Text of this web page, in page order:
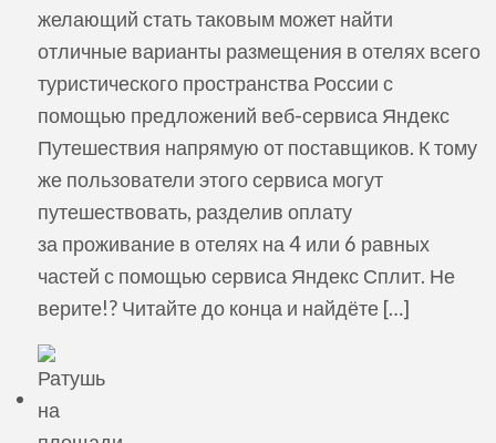
желающий стать таковым может найти
отличные варианты размещения в отелях всего
туристического пространства России с
помощью предложений веб-сервиса Яндекс
Путешествия напрямую от поставщиков. К тому
же пользователи этого сервиса могут
путешествовать, разделив оплату
за проживание в отелях на 4 или 6 равных
частей с помощью сервиса Яндекс Сплит. Не
верите!? Читайте до конца и найдёте […]